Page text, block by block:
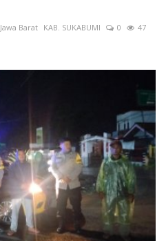
Jawa Barat KAB. SUKABUMI 0
47